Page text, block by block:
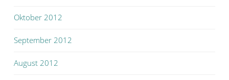
Oktober 2012
September 2012
August 2012